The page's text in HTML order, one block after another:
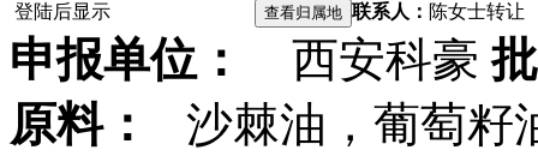
登陆后显示 联系人： 陈女士转让
申报单位： 西安科豪
原料：
沙棘油，葡萄籽